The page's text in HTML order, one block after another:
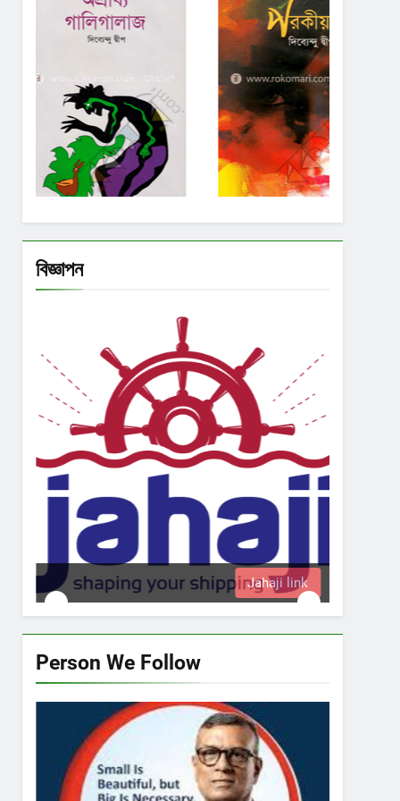
বিজ্ঞাপন
Jahaji link
Person We Follow